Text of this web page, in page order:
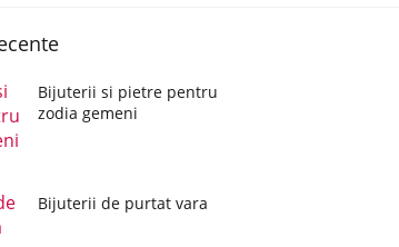
Bijuterii si pietre pentru
zodia gemeni
Bijuterii de purtat vara